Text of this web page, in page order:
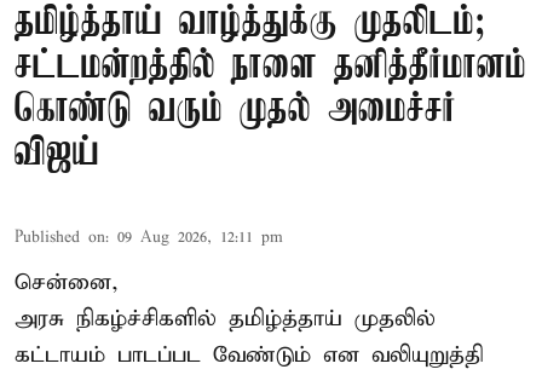
தமிழ்த்தாய் வாழ்த்துக்கு முதலிடம்;
சட்டமன்றத்தில் நாளை தனித்தீர்மானம்
கொண்டு வரும் முதல் அமைச்சர்
விஜய்
Published on: 09 Aug 2026, 12:11 pm
சென்னை,
அரசு நிகழ்ச்சிகளில் தமிழ்த்தாய் முதலில்
கட்டாயம் பாடப்பட வேண்டும் என வலியுறுத்தி